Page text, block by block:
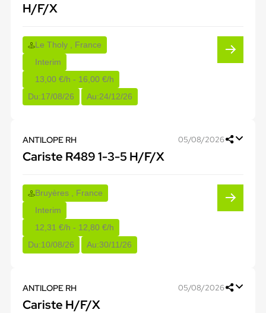
H/F/X
Le Tholy , France
Interim
13,00 €/h - 16,00 €/h
Du:17/08/26 Au:24/12/26
ANTILOPE RH 05/08/2026
Cariste R489 1-3-5 H/F/X
Bruyères , France
Interim
12,31 €/h - 12,80 €/h
Du:10/08/26 Au:30/11/26
ANTILOPE RH 05/08/2026
Cariste H/F/X